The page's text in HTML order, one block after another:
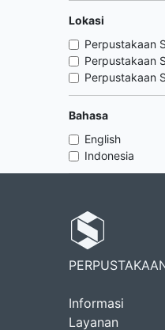
Lokasi
Perpustakaan
Perpustakaan
Perpustakaan
Bahasa
English
Indonesia
Informasi
Layanan